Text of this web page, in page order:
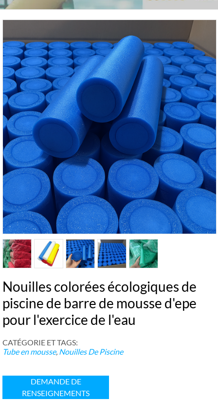
Nouilles colorées écologiques de
piscine de barre de mousse d'epe
pour l'exercice de l'eau
CATÉGORIE ET ​​TAGS:
Tube en mousse, Nouilles De Piscine
DEMANDE DE
RENSEIGNEMENTS